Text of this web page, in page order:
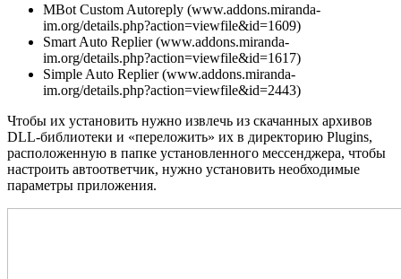
MBot Custom Autoreply (www.addons.miranda-
im.org/details.php?action=viewfile&id=1609)
Smart Auto Replier (www.addons.miranda-
im.org/details.php?action=viewfile&id=1617)
Simple Auto Replier (www.addons.miranda-
im.org/details.php?action=viewfile&id=2443)
Чтобы их установить нужно извлечь из скачанных архивов
DLL-библиотеки и «переложить» их в директорию Plugins,
расположенную в папке установленного мессенджера, чтобы
настроить автоответчик, нужно установить необходимые
параметры приложения.